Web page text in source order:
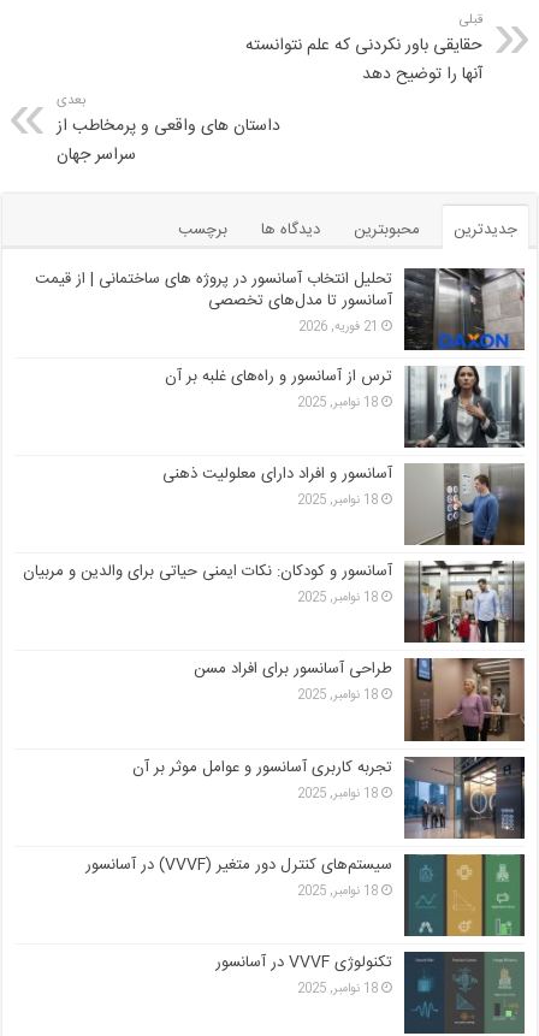
قبلی
حقایقی باور نکردنی که علم نتوانسته
آنها را توضیح دهد
بعدی
داستان های واقعی و پرمخاطب از
سراسر جهان
جدیدترین محبوبترین دیدگاه ها
برچسب
تحلیل انتخاب آسانسور در پروژه‌ های ساختمانی | از قیمت
آسانسور تا مدل‌های تخصصی
21 فوریه, 2026
ترس از آسانسور و راه‌های غلبه بر آن
18 نوامبر, 2025
آسانسور و افراد دارای معلولیت ذهنی
18 نوامبر, 2025
آسانسور و کودکان: نکات ایمنی حیاتی برای والدین و مربیان
18 نوامبر, 2025
طراحی آسانسور برای افراد مسن
18 نوامبر, 2025
تجربه کاربری آسانسور و عوامل موثر بر آن
18 نوامبر, 2025
سیستم‌های کنترل دور متغیر (VVVF) در آسانسور
18 نوامبر, 2025
تکنولوژی VVVF در آسانسور
18 نوامبر, 2025